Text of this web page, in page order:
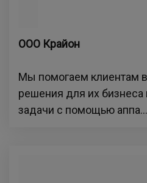
ООО Крайон
Мы помогаем клиентам
решения для их
задачи с помощью аппа...